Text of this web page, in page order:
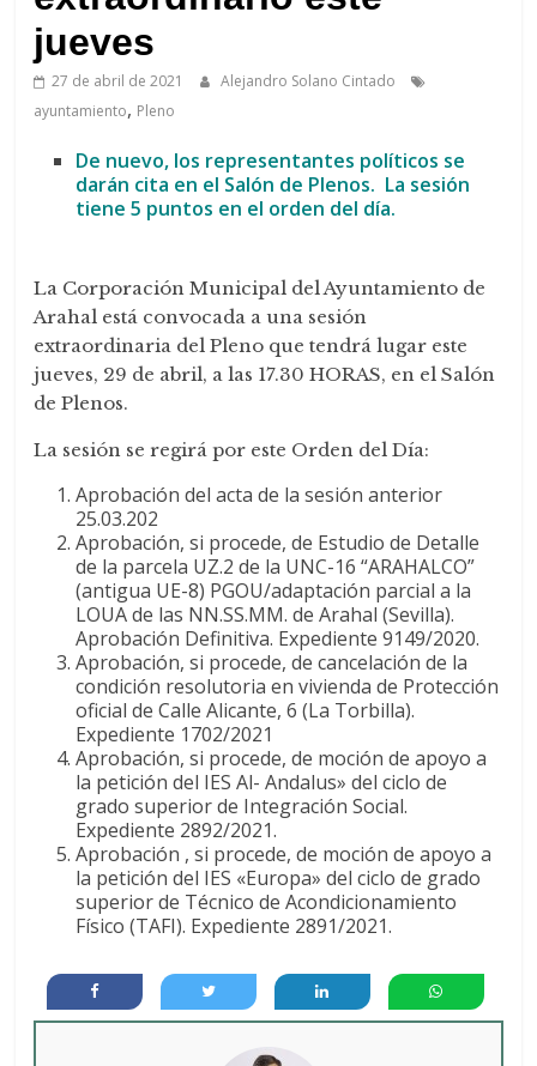
Arahal
jueves
27 de abril de 2021
Alejandro Solano Cintado
ayuntamiento, Pleno
De nuevo, los representantes políticos se
darán cita en el Salón de Plenos. La sesión
tiene 5 puntos en el orden del día.
La Corporación Municipal del Ayuntamiento de
Arahal está convocada a una sesión
extraordinaria del Pleno que tendrá lugar este
jueves, 29 de abril, a las 17.30 HORAS, en el Salón
de Plenos.
La sesión se regirá por este Orden del Día:
Aprobación del acta de la sesión anterior
25.03.202
Aprobación, si procede, de Estudio de Detalle
de la parcela UZ.2 de la UNC-16 “ARAHALCO”
(antigua UE-8) PGOU/adaptación parcial a la
LOUA de las NN.SS.MM. de Arahal (Sevilla).
Aprobación Definitiva. Expediente 9149/2020.
Aprobación, si procede, de cancelación de la
condición resolutoria en vivienda de Protección
oficial de Calle Alicante, 6 (La Torbilla).
Expediente 1702/2021
Aprobación, si procede, de moción de apoyo a
la petición del IES Al- Andalus» del ciclo de
grado superior de Integración Social.
Expediente 2892/2021.
Aprobación , si procede, de moción de apoyo a
la petición del IES «Europa» del ciclo de grado
superior de Técnico de Acondicionamiento
Físico (TAFI). Expediente 2891/2021.